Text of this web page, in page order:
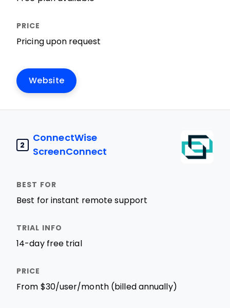
Pricing upon request
Website
2
ConnectWise
ScreenConnect
Best for instant remote support
14-day free trial
From $30/user/month (billed annually)